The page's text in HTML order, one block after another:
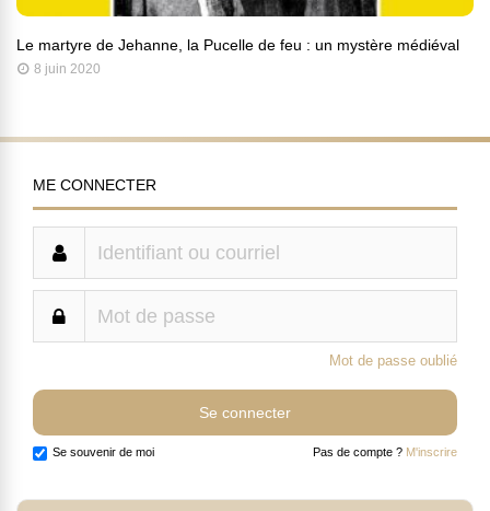
Le martyre de Jehanne, la Pucelle de feu : un mystère médiéval
8 juin 2020
ME CONNECTER
Mot de passe oublié
Se souvenir de moi Pas de compte ? M'inscrire